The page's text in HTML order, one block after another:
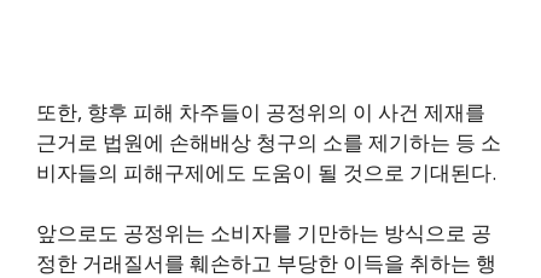
또한, 향후 피해 차주들이 공정위의 이 사건 제재를
근거로 법원에 손해배상 청구의 소를 제기하는 등 소
비자들의 피해구제에도 도움이 될 것으로 기대된다.
앞으로도 공정위는 소비자를 기만하는 방식으로 공
정한 거래질서를 훼손하고 부당한 이득을 취하는 행